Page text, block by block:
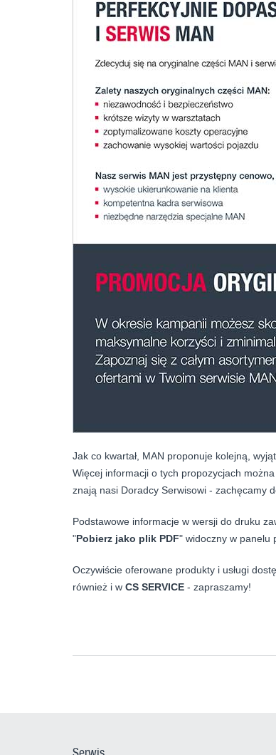
Jak co kwartał, MAN proponuje kolejną,
Więcej informacji o tych propozycjach
znają nasi Doradcy Serwisowi - zachęcamy
Podstawowe informacje w wersji do druku
"Pobierz jako plik PDF" widoczny w panelu
Oczywiście oferowane produkty i usługi
również i w CS SERVICE - zapraszamy!